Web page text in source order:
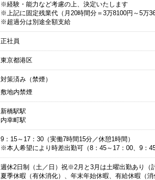
※経験・能力など考慮の上、決定いたします
※上記に固定残業代（月20時間分＝3万8100円～5万
※超過分は別途全額支給
正社員
東京都港区
対策済み（禁煙）
敷地内禁煙
新橋駅駅
内幸町駅
9：15～17：30（実働7時間15分／休憩1時間）
※本人希望により時差出勤可（8：45～17：00、9：45
週休2日制（土／日）祝※2月と3月は土曜出勤あり（
夏季休暇（有休消化）、年末年始休暇、有給休暇（消